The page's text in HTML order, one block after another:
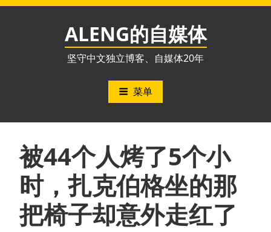
跳
ALENG的自媒体
坚守中文独立博客、自媒体20年
菜单
被44个人烤了5个小
时，扎克伯格坐的那
把椅子却意外走红了